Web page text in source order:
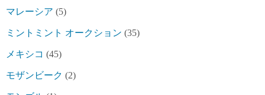
マレーシア (5)
ミントミント オークション (35)
メキシコ (45)
モザンビーク (2)